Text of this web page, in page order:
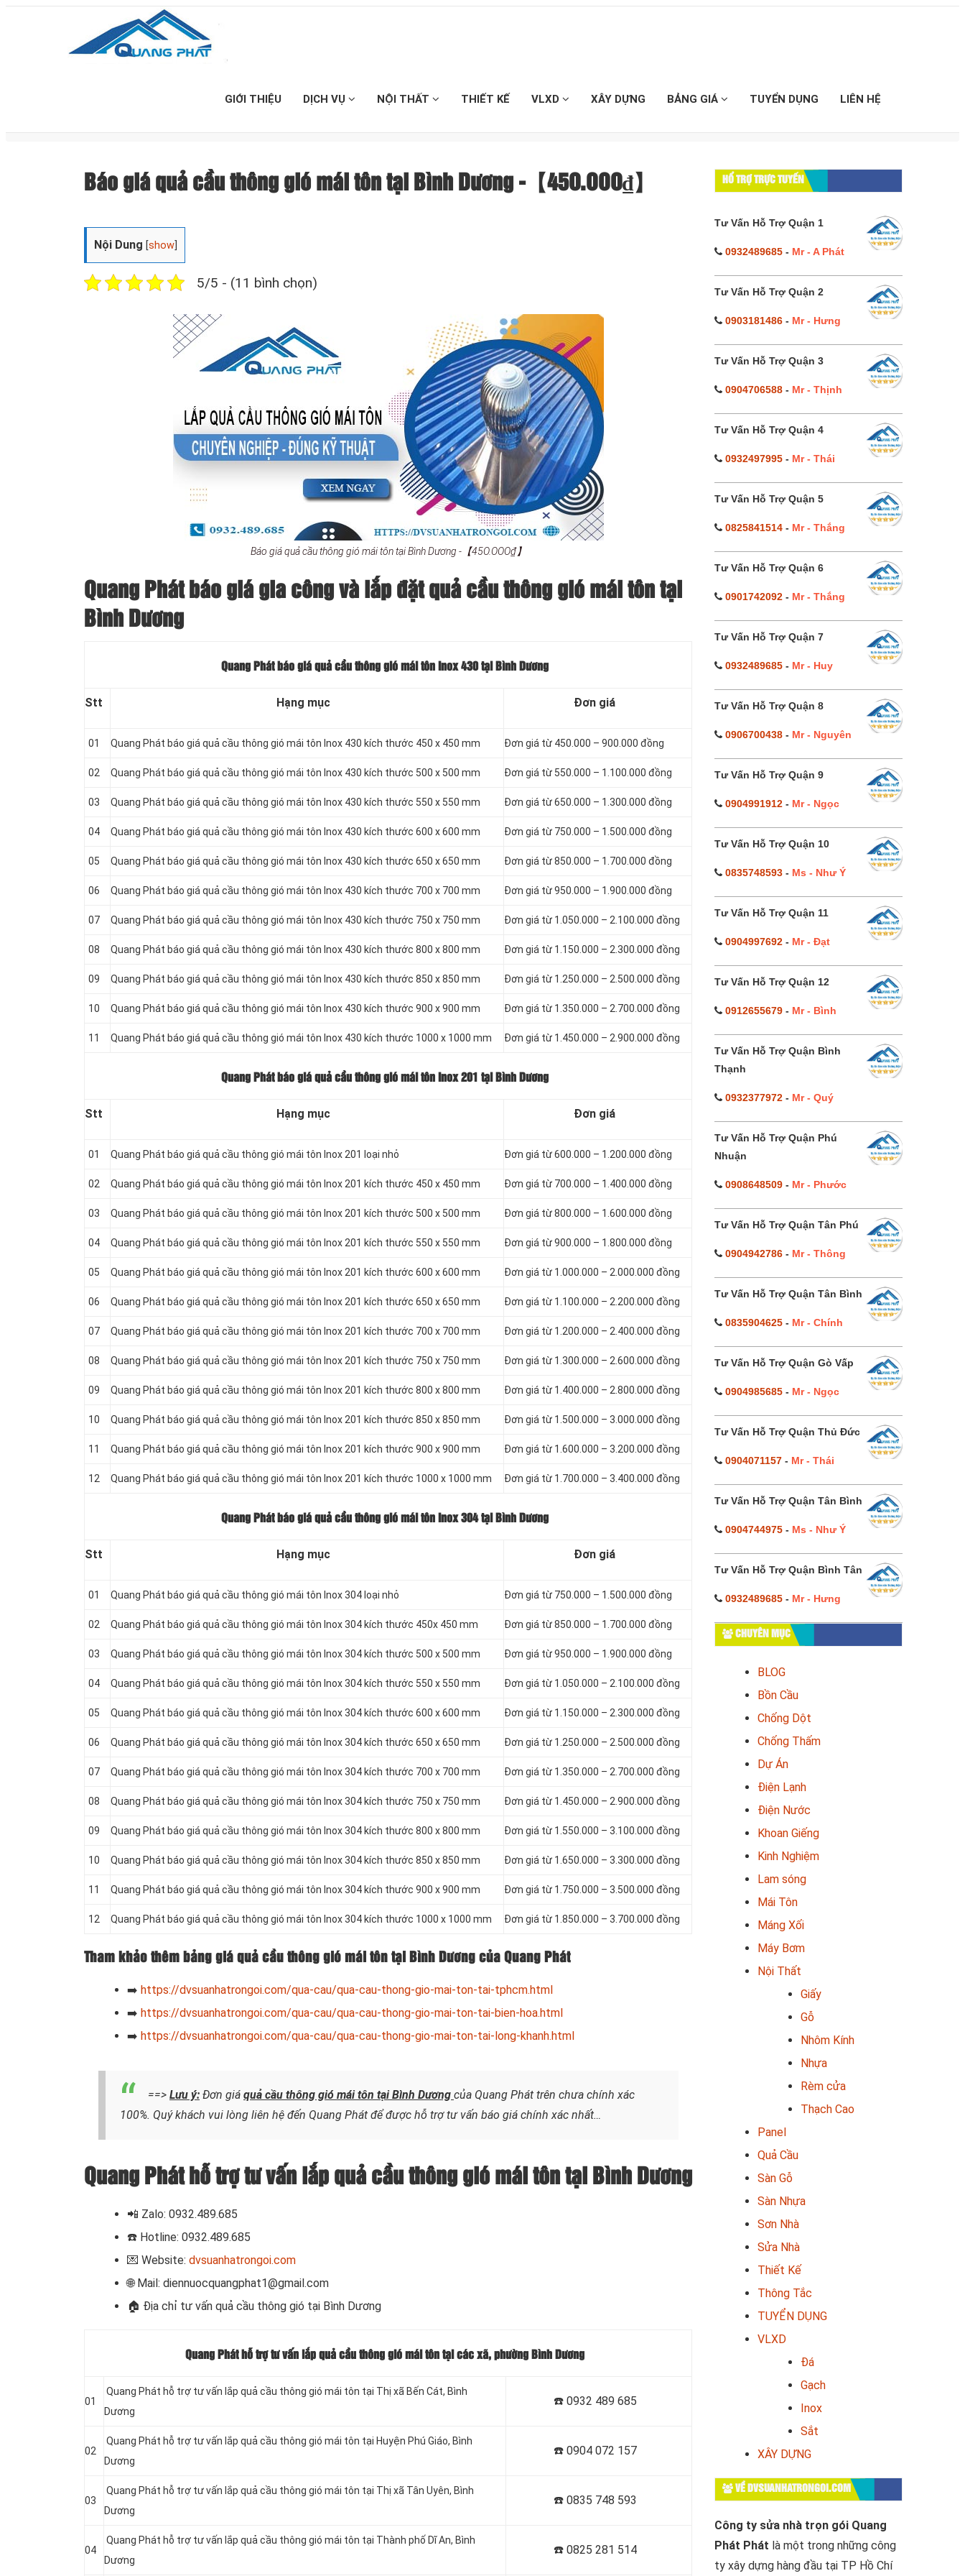
GIỚI THIỆU DỊCH VỤ NỘI THẤT THIẾT KẾ VLXD XÂY DỰNG BẢNG GIÁ TUYỂN DỤNG LIÊN HỆ
Báo giá quả cầu thông gió mái tôn tại Bình Dương -【45O.OOO₫】
Nội Dung [show
5/5 - (11 bình chọn)
Báo giá quả cầu thông gió mái tôn tại Bình Dương -【45O.OOO₫】
Quang Phát báo giá gia công và lắp đặt quả cầu thông gió mái tôn tại
Bình Dương
Quang Phát báo giá quả cầu thông gió mái tôn Inox 430 tại Bình Dương
Stt Hạng mục Đơn giá
01 Quang Phát báo giá quả cầu thông gió mái tôn Inox 430 kích thước 450 x 450 mm Đơn giá từ 450.000 – 900.000 đồng
02 Quang Phát báo giá quả cầu thông gió mái tôn Inox 430 kích thước 500 x 500 mm Đơn giá từ 550.000 – 1.100.000 đồng
03 Quang Phát báo giá quả cầu thông gió mái tôn Inox 430 kích thước 550 x 550 mm Đơn giá từ 650.000 – 1.300.000 đồng
04 Quang Phát báo giá quả cầu thông gió mái tôn Inox 430 kích thước 600 x 600 mm Đơn giá từ 750.000 – 1.500.000 đồng
05 Quang Phát báo giá quả cầu thông gió mái tôn Inox 430 kích thước 650 x 650 mm Đơn giá từ 850.000 – 1.700.000 đồng
06 Quang Phát báo giá quả cầu thông gió mái tôn Inox 430 kích thước 700 x 700 mm Đơn giá từ 950.000 – 1.900.000 đồng
07 Quang Phát báo giá quả cầu thông gió mái tôn Inox 430 kích thước 750 x 750 mm Đơn giá từ 1.050.000 – 2.100.000 đồng
08 Quang Phát báo giá quả cầu thông gió mái tôn Inox 430 kích thước 800 x 800 mm Đơn giá từ 1.150.000 – 2.300.000 đồng
09 Quang Phát báo giá quả cầu thông gió mái tôn Inox 430 kích thước 850 x 850 mm Đơn giá từ 1.250.000 – 2.500.000 đồng
10 Quang Phát báo giá quả cầu thông gió mái tôn Inox 430 kích thước 900 x 900 mm Đơn giá từ 1.350.000 – 2.700.000 đồng
11 Quang Phát báo giá quả cầu thông gió mái tôn Inox 430 kích thước 1000 x 1000 mm Đơn giá từ 1.450.000 – 2.900.000 đồng
Quang Phát báo giá quả cầu thông gió mái tôn Inox 201 tại Bình Dương
Stt Hạng mục Đơn giá
01 Quang Phát báo giá quả cầu thông gió mái tôn Inox 201 loại nhỏ Đơn giá từ 600.000 – 1.200.000 đồng
02 Quang Phát báo giá quả cầu thông gió mái tôn Inox 201 kích thước 450 x 450 mm Đơn giá từ 700.000 – 1.400.000 đồng
03 Quang Phát báo giá quả cầu thông gió mái tôn Inox 201 kích thước 500 x 500 mm Đơn giá từ 800.000 – 1.600.000 đồng
04 Quang Phát báo giá quả cầu thông gió mái tôn Inox 201 kích thước 550 x 550 mm Đơn giá từ 900.000 – 1.800.000 đồng
05 Quang Phát báo giá quả cầu thông gió mái tôn Inox 201 kích thước 600 x 600 mm Đơn giá từ 1.000.000 – 2.000.000 đồng
06 Quang Phát báo giá quả cầu thông gió mái tôn Inox 201 kích thước 650 x 650 mm Đơn giá từ 1.100.000 – 2.200.000 đồng
07 Quang Phát báo giá quả cầu thông gió mái tôn Inox 201 kích thước 700 x 700 mm Đơn giá từ 1.200.000 – 2.400.000 đồng
08 Quang Phát báo giá quả cầu thông gió mái tôn Inox 201 kích thước 750 x 750 mm Đơn giá từ 1.300.000 – 2.600.000 đồng
09 Quang Phát báo giá quả cầu thông gió mái tôn Inox 201 kích thước 800 x 800 mm Đơn giá từ 1.400.000 – 2.800.000 đồng
10 Quang Phát báo giá quả cầu thông gió mái tôn Inox 201 kích thước 850 x 850 mm Đơn giá từ 1.500.000 – 3.000.000 đồng
11 Quang Phát báo giá quả cầu thông gió mái tôn Inox 201 kích thước 900 x 900 mm Đơn giá từ 1.600.000 – 3.200.000 đồng
12 Quang Phát báo giá quả cầu thông gió mái tôn Inox 201 kích thước 1000 x 1000 mm Đơn giá từ 1.700.000 – 3.400.000 đồng
Quang Phát báo giá quả cầu thông gió mái tôn Inox 304 tại Bình Dương
Stt Hạng mục Đơn giá
01 Quang Phát báo giá quả cầu thông gió mái tôn Inox 304 loại nhỏ Đơn giá từ 750.000 – 1.500.000 đồng
02 Quang Phát báo giá quả cầu thông gió mái tôn Inox 304 kích thước 450x 450 mm Đơn giá từ 850.000 – 1.700.000 đồng
03 Quang Phát báo giá quả cầu thông gió mái tôn Inox 304 kích thước 500 x 500 mm Đơn giá từ 950.000 – 1.900.000 đồng
04 Quang Phát báo giá quả cầu thông gió mái tôn Inox 304 kích thước 550 x 550 mm Đơn giá từ 1.050.000 – 2.100.000 đồng
05 Quang Phát báo giá quả cầu thông gió mái tôn Inox 304 kích thước 600 x 600 mm Đơn giá từ 1.150.000 – 2.300.000 đồng
06 Quang Phát báo giá quả cầu thông gió mái tôn Inox 304 kích thước 650 x 650 mm Đơn giá từ 1.250.000 – 2.500.000 đồng
07 Quang Phát báo giá quả cầu thông gió mái tôn Inox 304 kích thước 700 x 700 mm Đơn giá từ 1.350.000 – 2.700.000 đồng
08 Quang Phát báo giá quả cầu thông gió mái tôn Inox 304 kích thước 750 x 750 mm Đơn giá từ 1.450.000 – 2.900.000 đồng
09 Quang Phát báo giá quả cầu thông gió mái tôn Inox 304 kích thước 800 x 800 mm Đơn giá từ 1.550.000 – 3.100.000 đồng
10 Quang Phát báo giá quả cầu thông gió mái tôn Inox 304 kích thước 850 x 850 mm Đơn giá từ 1.650.000 – 3.300.000 đồng
11 Quang Phát báo giá quả cầu thông gió mái tôn Inox 304 kích thước 900 x 900 mm Đơn giá từ 1.750.000 – 3.500.000 đồng
12 Quang Phát báo giá quả cầu thông gió mái tôn Inox 304 kích thước 1000 x 1000 mm Đơn giá từ 1.850.000 – 3.700.000 đồng
Tham khảo thêm bảng giá quả cầu thông gió mái tôn tại Bình Dương của Quang Phát
➡️ https://dvsuanhatrongoi.com/qua-cau/qua-cau-thong-gio-mai-ton-tai-tphcm.html
➡️ https://dvsuanhatrongoi.com/qua-cau/qua-cau-thong-gio-mai-ton-tai-bien-hoa.html
➡️ https://dvsuanhatrongoi.com/qua-cau/qua-cau-thong-gio-mai-ton-tai-long-khanh.html
==> Lưu ý: Đơn giá quả cầu thông gió mái tôn tại Bình Dương của Quang Phát trên chưa chính xác
100%. Quý khách vui lòng liên hệ đến Quang Phát để được hỗ trợ tư vấn báo giá chính xác nhất…
Quang Phát hỗ trợ tư vấn lắp quả cầu thông gió mái tôn tại Bình Dương
📲 Zalo: 0932.489.685
☎️ Hotline: 0932.489.685
💌 Website: dvsuanhatrongoi.com
🌐 Mail: diennuocquangphat1@gmail.com
🏠 Địa chỉ tư vấn quả cầu thông gió tại Bình Dương
Quang Phát hỗ trợ tư vấn lắp quả cầu thông gió mái tôn tại các xã, phường Bình Dương
01
Quang Phát hỗ trợ tư vấn lắp quả cầu thông gió mái tôn tại Thị xã Bến Cát, Bình
Dương
☎️ 0932 489 685
02
Quang Phát hỗ trợ tư vấn lắp quả cầu thông gió mái tôn tại Huyện Phú Giáo, Bình
Dương
☎️ 0904 072 157
03
Quang Phát hỗ trợ tư vấn lắp quả cầu thông gió mái tôn tại Thị xã Tân Uyên, Bình
Dương
☎️ 0835 748 593
04
Quang Phát hỗ trợ tư vấn lắp quả cầu thông gió mái tôn tại Thành phố Dĩ An, Bình
Dương
☎️ 0825 281 514
HỔ TRỢ TRỰC TUYẾN
Tư Vấn Hỗ Trợ Quận 1
0932489685- Mr - A Phát
Tư Vấn Hỗ Trợ Quận 2
0903181486- Mr - Hưng
Tư Vấn Hỗ Trợ Quận 3
0904706588- Mr - Thịnh
Tư Vấn Hỗ Trợ Quận 4
0932497995- Mr - Thái
Tư Vấn Hỗ Trợ Quận 5
0825841514- Mr - Thắng
Tư Vấn Hỗ Trợ Quận 6
0901742092- Mr - Thắng
Tư Vấn Hỗ Trợ Quận 7
0932489685- Mr - Huy
Tư Vấn Hỗ Trợ Quận 8
0906700438- Mr - Nguyên
Tư Vấn Hỗ Trợ Quận 9
0904991912- Mr - Ngọc
Tư Vấn Hỗ Trợ Quận 10
0835748593- Ms - Như Ý
Tư Vấn Hỗ Trợ Quận 11
0904997692- Mr - Đạt
Tư Vấn Hỗ Trợ Quận 12
0912655679- Mr - Bình
Tư Vấn Hỗ Trợ Quận Bình
Thạnh
0932377972- Mr - Quý
Tư Vấn Hỗ Trợ Quận Phú
Nhuận
0908648509- Mr - Phước
Tư Vấn Hỗ Trợ Quận Tân Phú
0904942786- Mr - Thông
Tư Vấn Hỗ Trợ Quận Tân Bình
0835904625- Mr - Chính
Tư Vấn Hỗ Trợ Quận Gò Vấp
0904985685- Mr - Ngọc
Tư Vấn Hỗ Trợ Quận Thủ Đức
0904071157- Mr - Thái
Tư Vấn Hỗ Trợ Quận Tân Bình
0904744975- Ms - Như Ý
Tư Vấn Hỗ Trợ Quận Bình Tân
0932489685- Mr - Hưng
CHUYÊN MỤC
BLOG
Bồn Cầu
Chống Dột
Chống Thấm
Dự Án
Điện Lạnh
Điện Nước
Khoan Giếng
Kinh Nghiệm
Lam sóng
Mái Tôn
Máng Xối
Máy Bơm
Nội Thất
Giấy
Gỗ
Nhôm Kính
Nhựa
Rèm cửa
Thạch Cao
Panel
Quả Cầu
Sàn Gỗ
Sàn Nhựa
Sơn Nhà
Sửa Nhà
Thiết Kế
Thông Tắc
TUYỂN DỤNG
VLXD
Đá
Gạch
Inox
Sắt
XÂY DỰNG
VỀ DVSUANHATRONGOI.COM
Công ty sửa nhà trọn gói Quang
Phát Phát là một trong những công
ty xây dựng hàng đầu tại TP Hồ Chí